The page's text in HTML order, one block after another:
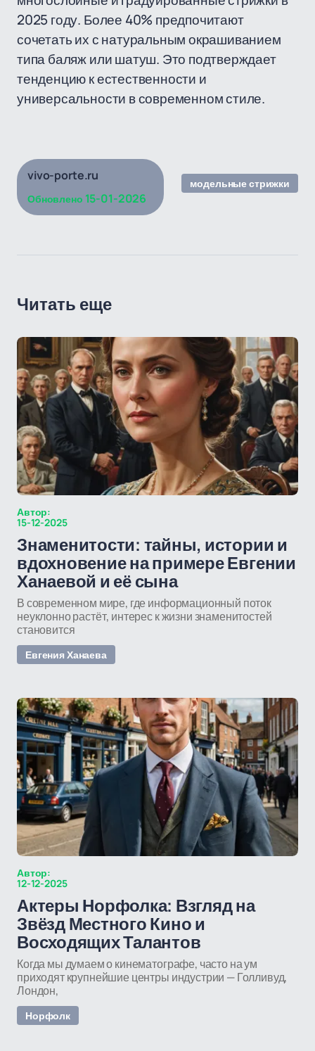
2025 году. Более 40% предпочитают
сочетать их с натуральным окрашиванием
типа баляж или шатуш. Это подтверждает
тенденцию к естественности и
универсальности в современном стиле.
vivo-porte.ru
Обновлено 15-01-2026
модельные стрижки
Читать еще
Автор:
15-12-2025
Знаменитости: тайны, истории и
вдохновение на примере Евгении
Ханаевой и её сына
В современном мире, где информационный поток
неуклонно растёт, интерес к жизни знаменитостей
становится
Евгения Ханаева
Автор:
12-12-2025
Актеры Норфолка: Взгляд на
Звёзд Местного Кино и
Восходящих Талантов
Когда мы думаем о кинематографе, часто на ум
приходят крупнейшие центры индустрии — Голливуд,
Лондон,
Норфолк